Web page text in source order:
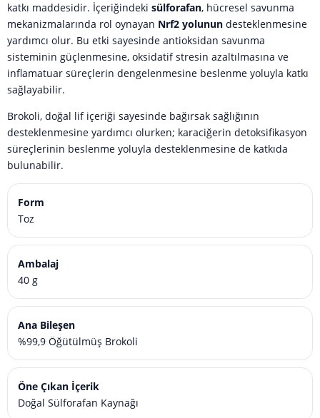
katkı maddesidir. İçeriğindeki sülforafan, hücresel savunma
mekanizmalarında rol oynayan Nrf2 yolunun desteklenmesine
yardımcı olur. Bu etki sayesinde antioksidan savunma
sisteminin güçlenmesine, oksidatif stresin azaltılmasına ve
inflamatuar süreçlerin dengelenmesine beslenme yoluyla katkı
sağlayabilir.
Brokoli, doğal lif içeriği sayesinde bağırsak sağlığının
desteklenmesine yardımcı olurken; karaciğerin detoksifikasyon
süreçlerinin beslenme yoluyla desteklenmesine de katkıda
bulunabilir.
Form
Toz
Ambalaj
40 g
Ana Bileşen
%99,9 Öğütülmüş Brokoli
Öne Çıkan İçerik
Doğal Sülforafan Kaynağı